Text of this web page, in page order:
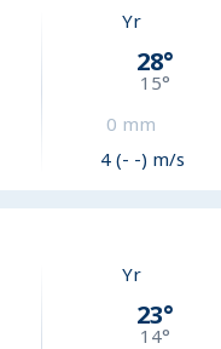
Yr
28°
15°
0 mm
4 (- -) m/s
Yr
23°
14°